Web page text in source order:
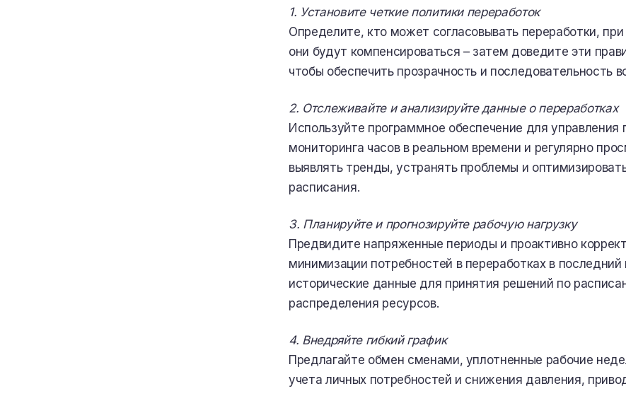
1. Установите четкие политики переработок
Определите, кто может согласовывать переработки, при
они будут компенсироваться – затем доведите эти
чтобы обеспечить прозрачность и последовательность
2. Отслеживайте и анализируйте данные о переработках
Используйте программное обеспечение для управления
мониторинга часов в реальном времени и регулярно
выявлять тренды, устранять проблемы и
расписания.
3. Планируйте и прогнозируйте рабочую нагрузку
Предвидите напряженные периоды и проактивно
минимизации потребностей в переработках в
исторические данные для принятия решений по
распределения ресурсов.
4. Внедряйте гибкий график
Предлагайте обмен сменами, уплотненные рабочие
учета личных потребностей и снижения давления,